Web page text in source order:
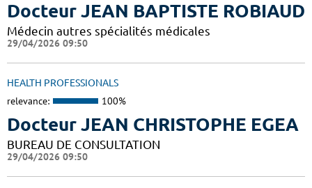
Docteur JEAN BAPTISTE ROBIAUD
Médecin autres spécialités médicales
29/04/2026 09:50
HEALTH PROFESSIONALS
relevance: 100%
Docteur JEAN CHRISTOPHE EGEA
BUREAU DE CONSULTATION
29/04/2026 09:50